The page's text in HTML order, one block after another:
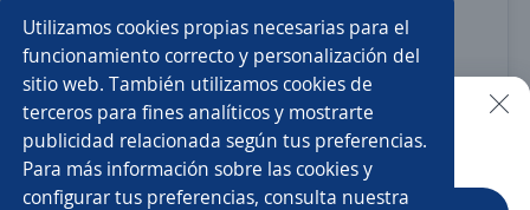
Utilizamos cookies propias necesarias para el
funcionamiento correcto y personalización del
sitio web. También utilizamos cookies de
terceros para fines analíticos y mostrarte
publicidad relacionada según tus preferencias.
Para más información sobre las cookies y
configurar tus preferencias, consulta nuestra
$ 9.657.690,00 (Mensual)
28 de julio
Nuevas ofertas de empleo
Buscar es más fácil en la app